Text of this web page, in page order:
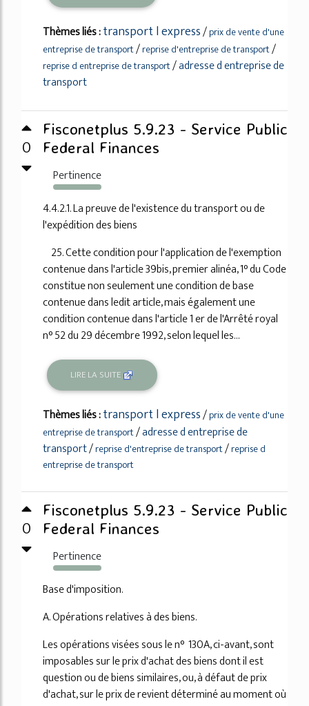
Thèmes liés :transport l express/prix de vente d'une
entreprise de transport/reprise d'entreprise de transport/
reprise d entreprise de transport/adresse d entreprise de
transport
0
Fisconetplus 5.9.23 - Service Public
Federal Finances
Pertinence
216%
4.4.2.1. La preuve de l'existence du transport ou de
l'expédition des biens
25. Cette condition pour l'application de l'exemption
contenue dans l'article 39bis, premier alinéa, 1° du Code
constitue non seulement une condition de base
contenue dans ledit article, mais également une
condition contenue dans l'article 1 er de l'Arrêté royal
n° 52 du 29 décembre 1992, selon lequel les...
LIRE LA SUITE
Thèmes liés :transport l express/prix de vente d'une
entreprise de transport/adresse d entreprise de
transport/reprise d'entreprise de transport/reprise d
entreprise de transport
0
Fisconetplus 5.9.23 - Service Public
Federal Finances
Pertinence
131%
Base d'imposition.
A. Opérations relatives à des biens.
Les opérations visées sous le n° 130A, ci-avant, sont
imposables sur le prix d'achat des biens dont il est
question ou de biens similaires, ou, à défaut de prix
d'achat, sur le prix de revient déterminé au moment où